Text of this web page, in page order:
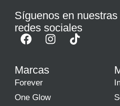
Síguenos en nuestras
redes sociales
Marcas
Forever
One Glow